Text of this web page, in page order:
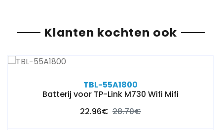
Klanten kochten ook
TBL-55A1800
Batterij voor TP-Link M730 Wifi Mifi
22.96€ 28.70€